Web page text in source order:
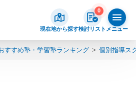
現在地から探す
0
検討リスト メニュー
すすめ塾・学習塾ランキング 個別指導ス